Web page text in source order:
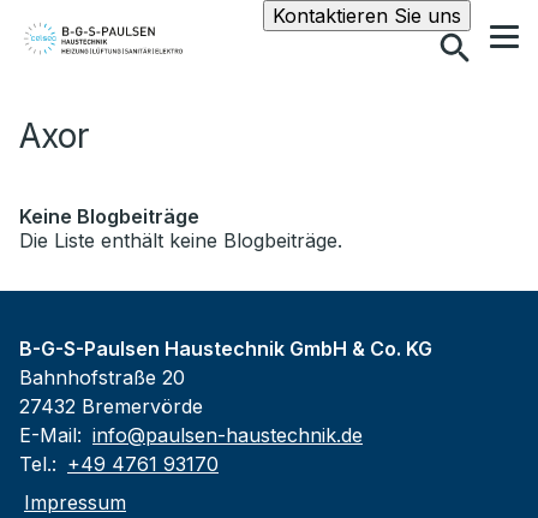
Kontaktieren Sie unsSuche
Axor
Keine Blogbeiträge
Die Liste enthält keine Blogbeiträge.
B-G-S-Paulsen Haustechnik GmbH & Co. KG
Bahnhofstraße 20
27432 Bremervörde
E-Mail: info@paulsen-haustechnik.de
Tel.: +49 4761 93170
Impressum